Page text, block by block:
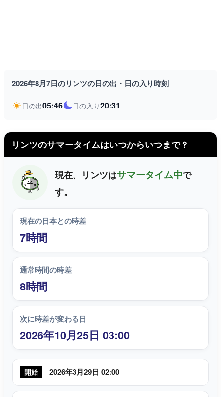
2026年8月7日のリンツの日の出・日の入り時刻
日の出05:46 日の入り20:31
リンツのサマータイムはいつからいつまで？
現在、リンツはサマータイム中で
す。
現在の日本との時差
7時間
通常時間の時差
8時間
次に時差が変わる日
2026年10月25日 03:00
開始 2026年3月29日 02:00